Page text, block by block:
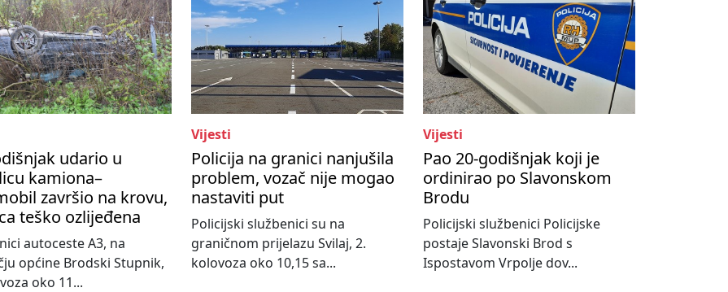
udario u
kamiona–
završio na krovu,
teško ozlijeđena
autoceste A3, na
općine Brodski Stupnik,
oko 11...
Vijesti
Policija na granici nanjušila
problem, vozač nije mogao
nastaviti put
Policijski službenici su na
graničnom prijelazu Svilaj, 2.
kolovoza oko 10,15 sa...
Vijesti
Pao 20-godišnjak koji je
ordinirao po Slavonskom
Brodu
Policijski službenici Policijske
postaje Slavonski Brod s
Ispostavom Vrpolje dov...